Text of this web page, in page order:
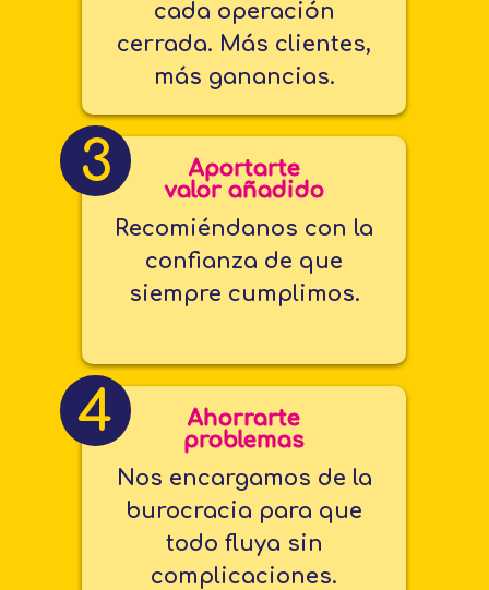
cada operación
cerrada. Más clientes,
más ganancias.
3
Aportarte
valor añadido
Recomiéndanos con la
confianza de que
siempre cumplimos.
4
Ahorrarte
problemas
Nos encargamos de la
burocracia para que
todo fluya sin
complicaciones.